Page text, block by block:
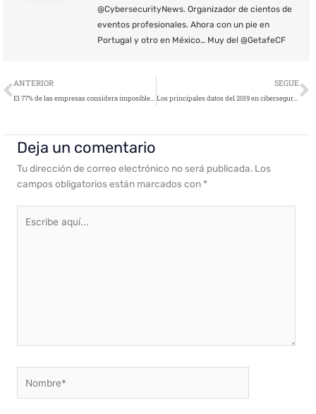
@CybersecurityNews. Organizador de cientos de
eventos profesionales. Ahora con un pie en
Portugal y otro en México… Muy del @GetafeCF
Ant
ANTERIOR
El 77% de las empresas considera imposible o muy difícil identificar qué datos se han visto comprometidos tras un ataque de seguridad
SEGUE
Los principales datos del 2019 en ciberseguridad en España
Deja un comentario
Tu dirección de correo electrónico no será publicada. Los
campos obligatorios están marcados con *
aquí...